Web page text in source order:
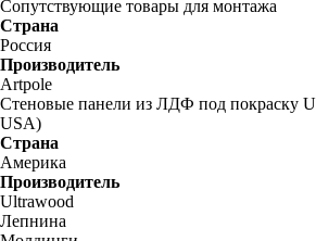
Сопутствующие товары для монтажа
Страна
Россия
Производитель
Artpole
Стеновые панели из ЛДФ под покраску
USA)
Страна
Америка
Производитель
Ultrawood
Лепнина